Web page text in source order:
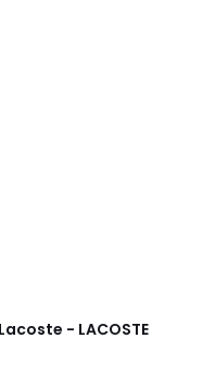
- LACOSTE